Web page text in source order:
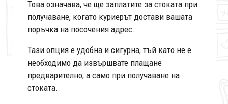
Това означава, че ще заплатите за стоката при
получаване, когато куриерът достави вашата
поръчка на посочения адрес.
Тази опция е удобна и сигурна, тъй като не е
необходимо да извършвате плащане
предварително, а само при получаване на
стоката.